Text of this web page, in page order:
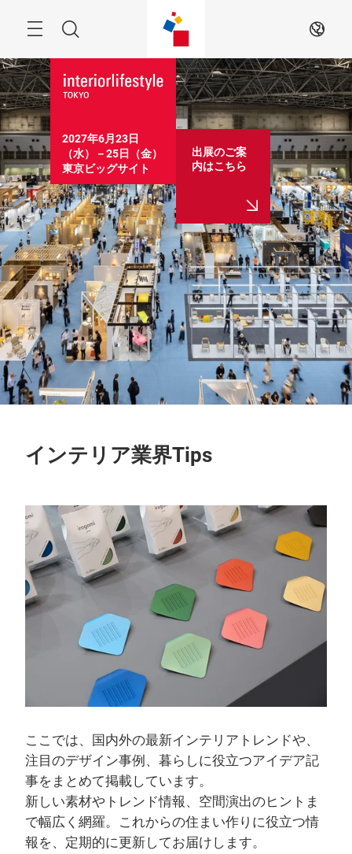
Search JA
2027年6月23日
（水）－25日（金）
東京ビッグサイト
出展のご案
内はこちら
インテリア業界Tips
ここでは、国内外の最新インテリアトレンドや、
注目のデザイン事例、暮らしに役立つアイデア記
事をまとめて掲載しています。
新しい素材やトレンド情報、空間演出のヒントま
で幅広く網羅。これからの住まい作りに役立つ情
報を、定期的に更新してお届けします。